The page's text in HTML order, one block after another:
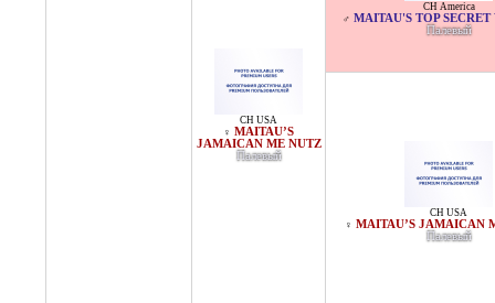
CH USA
♀ MAITAU’S
JAMAICAN ME NUTZ
Палевый
CH America
♂ MAITAU'S TOP
Палевый
CH USA
♀ MAITAU’S JAMAICAN
Палевый